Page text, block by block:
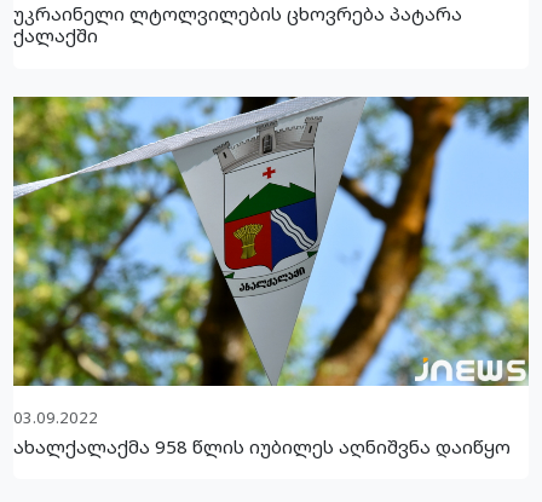
უკრაინელი ლტოლვილების ცხოვრება პატარა
ქალაქში
03.09.2022
ახალქალაქმა 958 წლის იუბილეს აღნიშვნა დაიწყო